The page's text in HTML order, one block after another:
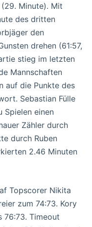
Minute). Mit
des dritten
den
drehen (61:57,
stieg im letzten
Mannschaften
auf die Punkte des
Sebastian Fülle
Spielen einen
Zähler durch
durch Ruben
2.46 Minuten
Topscorer Nikita
zum 74:73. Kory
76:73. Timeout